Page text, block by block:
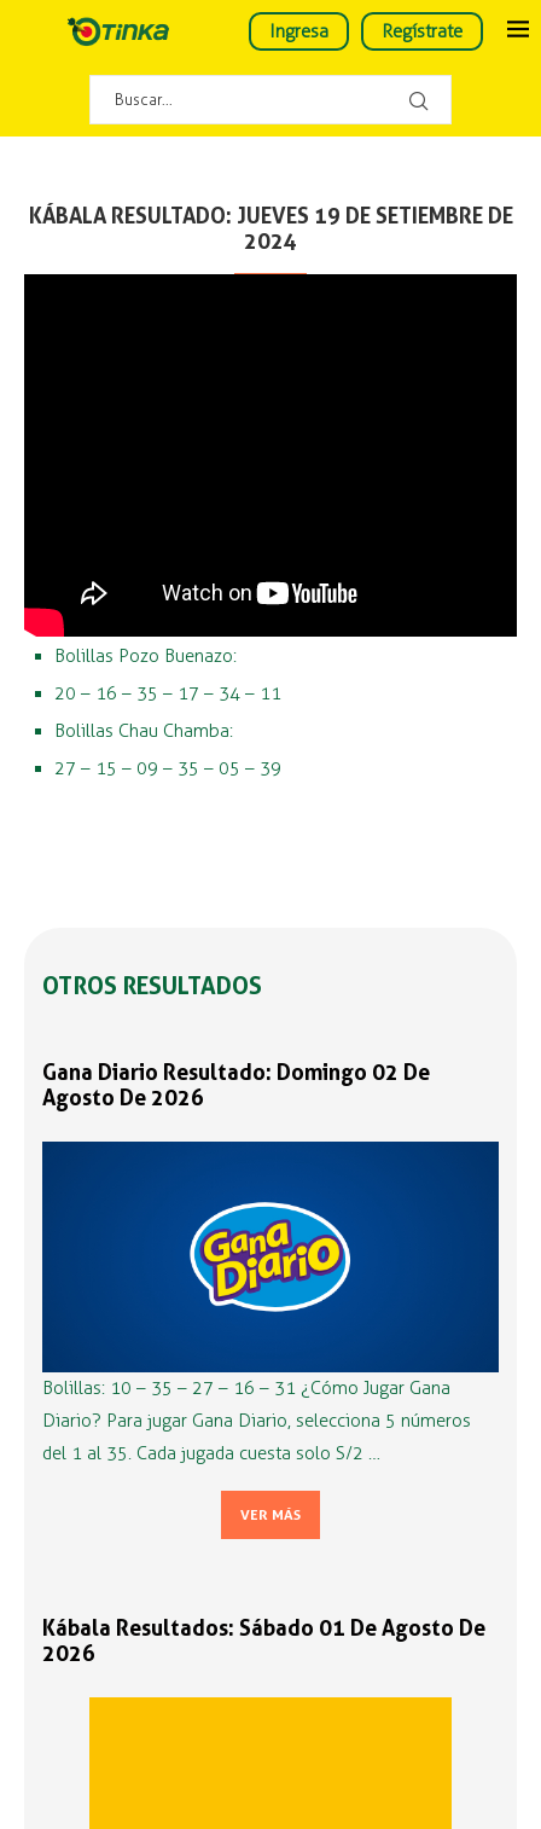
Ingresa Regístrate
KÁBALA RESULTADO: JUEVES 19 DE SETIEMBRE DE
2024
Bolillas Pozo Buenazo:
20 – 16 – 35 – 17 – 34 – 11
Bolillas Chau Chamba:
27 – 15 – 09 – 35 – 05 – 39
OTROS RESULTADOS
Gana Diario Resultado: Domingo 02 De
Agosto De 2026
Bolillas: 10 – 35 – 27 – 16 – 31 ¿Cómo Jugar Gana
Diario? Para jugar Gana Diario, selecciona 5 números
del 1 al 35. Cada jugada cuesta solo S/2 …
VER MÁS
Kábala Resultados: Sábado 01 De Agosto De
2026